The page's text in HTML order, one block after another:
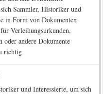
Sammler, Historiker und
in Form von Dokumenten
Verleihungsurkunden,
oder andere Dokumente
richtig
und Interessierte, um sich